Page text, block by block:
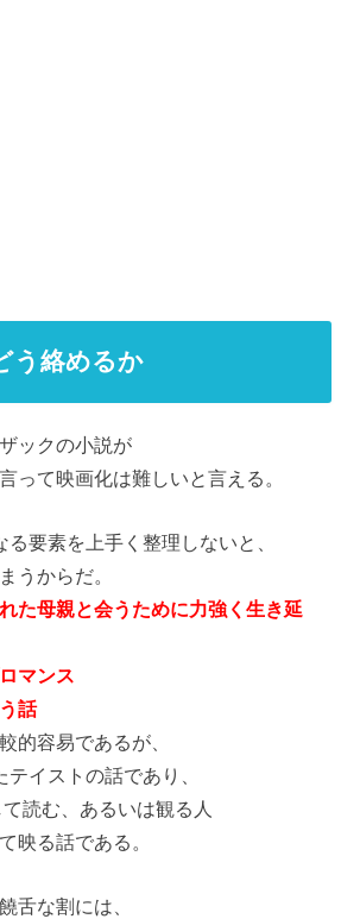
う絡めるか
ックの小説が
って映画化は難しいと言える。
要素を上手く整理しないと、
うからだ。
た母親と会うために力強く生き延
マンス
話
的容易であるが、
イストの話であり、
読む、あるいは観る人
映る話である。
舌な割には、